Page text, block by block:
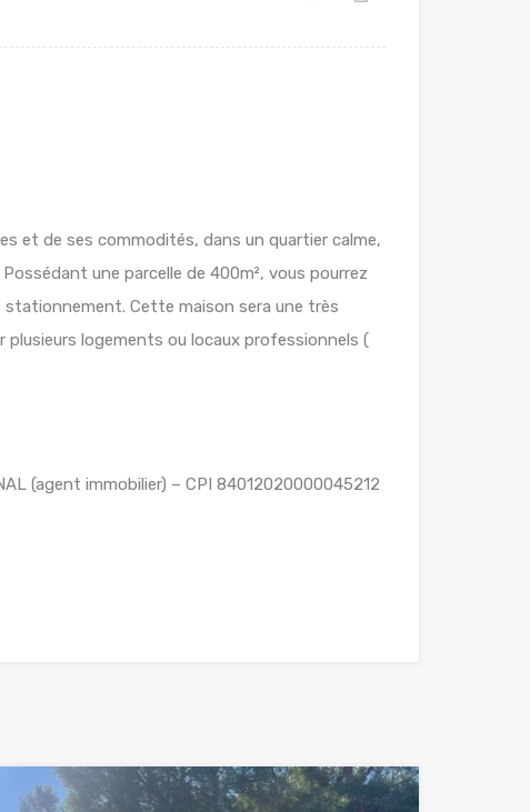
et de ses commodités, dans un quartier calme,
une parcelle de 400m², vous pourrez
stationnement. Cette maison sera une très
logements ou locaux professionnels (
(agent immobilier) – CPI 84012020000045212